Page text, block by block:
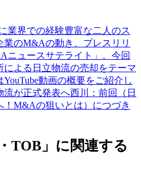
業界での経験豊富な二人のス
のM&Aの動き、プレスリリ
ニュースサテライト」。今回
よる日立物流の売却をテーマ
動画の概要をご紹介し
が正式発表へ西川：前回（日
！M&Aの狙いとは）につづき
TOB」に関連する